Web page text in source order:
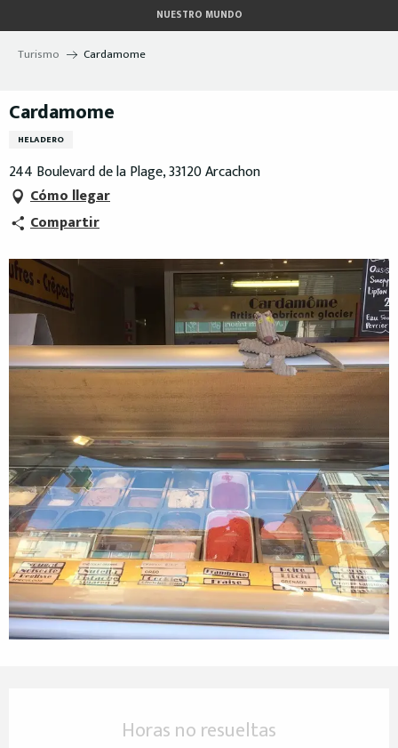
au
contenu
NUESTRO MUNDO
Turismo Cardamome
Cardamome
HELADERO
244 Boulevard de la Plage, 33120 Arcachon
Cómo llegar
Compartir
Horas no resueltas